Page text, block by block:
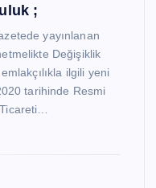
;
yayınlanan
Değişiklik
ilgili yeni
tarihinde Resmi